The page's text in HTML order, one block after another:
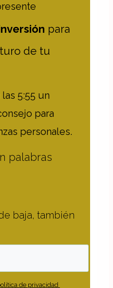
para
de tu
5:55 un
para
personales.
palabras
baja, también
de privacidad